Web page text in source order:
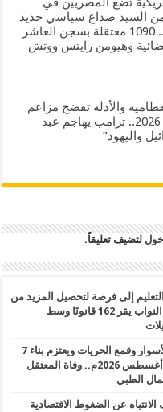
السيد صداع سياسي جديد
للسيسي .. الجمعة 7 أغسطس 2026.. 1090 معتقلة بسجن العاشر
قضائية وهيومن رايتس ووتش
بالقطامية والأدلة تفضح مزاعم
داخلية النظام .. الخميس 6 أغسطس 2026.. ترامب يهاجم عبد
واليهود”
لتضيف تعليقاً.
إلى فرصة لتحصيل المزيد من
الأموال.. الاثنين 10 أغسطس 2026.. مجلس النواب يقر 162 قانونًا وسط
السيسي يواصل الاستثمار بالتوسع في بناء الأسوار وقمع الحريات ويعتزم بناء 7
سجون جديدة بتكلفة 3.6 مليار جنيه.. الأحد 9 أغسطس 2026م.. وفاة المعتقل
الطبي
عن الضغوط الاقتصادية